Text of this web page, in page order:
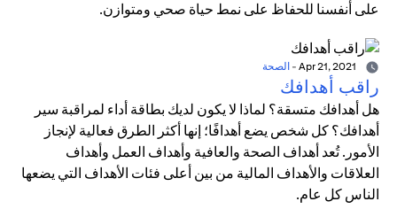
على أنفسنا للحفاظ على نمط حياة صحي ومتوازن.
- الصحة
راقب أهدافك
هل أهدافك متسقة؟ لماذا لا يكون لديك بطاقة أداء لمراقبة سير
أهدافك؟ كل شخص يضع أهدافًا؛ إنها أكثر الطرق فعالية لإنجاز
الأمور. تُعد أهداف الصحة والعافية وأهداف العمل وأهداف
العلاقات والأهداف المالية من بين أعلى فئات الأهداف التي يضعها
الناس كل عام.